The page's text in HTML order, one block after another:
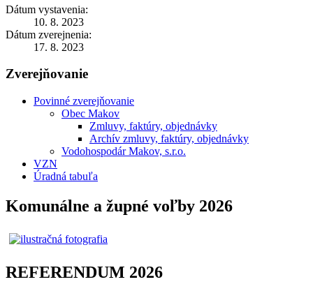
Dátum vystavenia:
10. 8. 2023
Dátum zverejnenia:
17. 8. 2023
Zverejňovanie
Povinné zverejňovanie
Obec Makov
Zmluvy, faktúry, objednávky
Archív zmluvy, faktúry, objednávky
Vodohospodár Makov, s.r.o.
VZN
Úradná tabuľa
Komunálne a župné voľby 2026
REFERENDUM 2026